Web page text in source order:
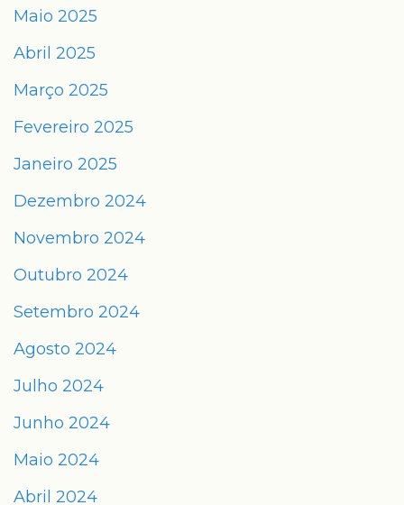
Maio 2025
Abril 2025
Março 2025
Fevereiro 2025
Janeiro 2025
Dezembro 2024
Novembro 2024
Outubro 2024
Setembro 2024
Agosto 2024
Julho 2024
Junho 2024
Maio 2024
Abril 2024